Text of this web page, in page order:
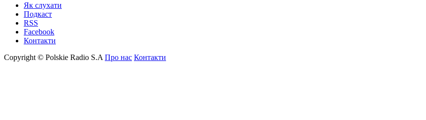
Як слухати
Подкаст
RSS
Facebook
Контакти
Copyright © Polskie Radio S.A Про нас Контакти